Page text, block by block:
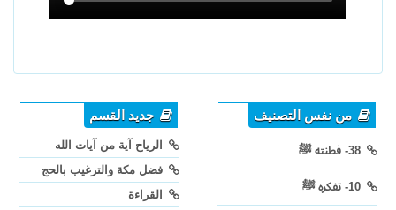
من نفس التصنيف جديد القسم
الرياح آية من آيات الله
فضل مكة والترغيب بالحج
القراءة